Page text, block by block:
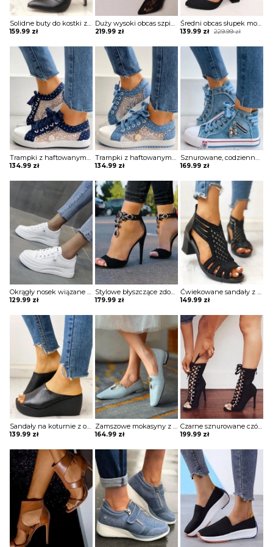
Solidne buty do kostki z zapinanymi na zamek noskami Jovan
159.99 zł
Duży wysoki obcas szpic przeźroczyste koronka modne wiązanie eleganckie damskie buty sandały szpilki Noga
219.99 zł
Średni obcas słupek modne jednolite causal zapięcie pasek damskie sandałki buty czółenka Darelle
229.99zł
Original
was:
229.99 zł.
139.99 zł
Current
is:
139.99 zł.
Trampki z haftowanym wzorem kwiatowym Margeaux
134.99 zł
Trampki z haftowanym wzorem kwiatowym Margeaux
134.99 zł
Sznurowane, codzienne trampki z zamkiem w kształcie szkieletu Najla
169.99 zł
Okrągły nosek wiązane sznurowane wysokie trampki sportowe damskie buty Jodine
129.99 zł
Stylowe błyszczące zdobione szpilki Carlynne
179.99 zł
Ćwiekowane sandały z grubymi ćwiekami Mery
149.99 zł
Sandały na koturnie z odkrytymi palcami Hayna
139.99 zł
Zamszowe mokasyny z kwadratowymi noskami wsuwane Vinciane
164.99 zł
Czarne sznurowane czółenka z odkrytymi palcami zapinane na zamek Chavah
199.99 zł